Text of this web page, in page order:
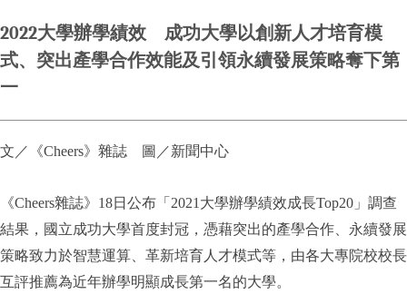
2022大學辦學績效 成功大學以創新人才培育模
式、突出產學合作效能及引領永續發展策略奪下第
一
文／《Cheers》雜誌 圖／新聞中心
《Cheers雜誌》18日公布「2021大學辦學績效成長Top20」調查
結果，國立成功大學首度封冠，憑藉突出的產學合作、永續發展
策略致力於智慧運算、革新培育人才模式等，由各大專院校校長
互評推薦為近年辦學明顯成長第一名的大學。